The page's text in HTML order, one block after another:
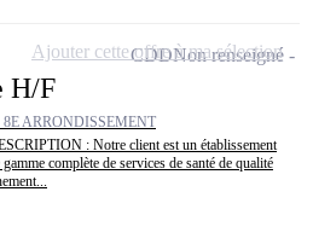
H/F
8E ARRONDISSEMENT
: Notre client est un établissement
complète de services de santé de qualité
CDDNon renseigné
Ajouter cette offre à ma sélection